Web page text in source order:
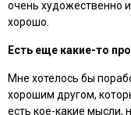
очень художественно
хорошо.
Есть еще какие-то
Мне хотелось бы
хорошим другом,
есть кое-какие мысли,